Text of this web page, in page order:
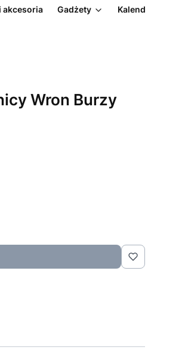
akcesoria Gadżety Kalendarz
Wron Burzy